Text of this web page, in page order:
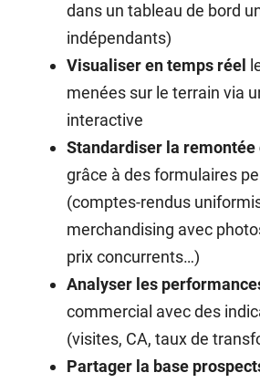
dans un tableau de bord
indépendants)
Visualiser en temps réel
menées sur le terrain via
interactive
Standardiser la remontée
grâce à des formulaires
(comptes-rendus
merchandising avec
prix concurrents…)
Analyser les
commercial avec des
(visites, CA, taux de
Partager la base